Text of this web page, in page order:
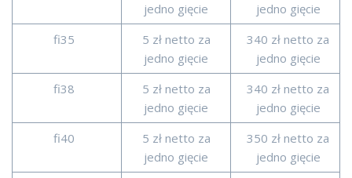
jedno gięcie
jedno gięcie
fi35
5 zł netto za
jedno gięcie
340 zł netto za
jedno gięcie
fi38
5 zł netto za
jedno gięcie
340 zł netto za
jedno gięcie
fi40
5 zł netto za
jedno gięcie
350 zł netto za
jedno gięcie